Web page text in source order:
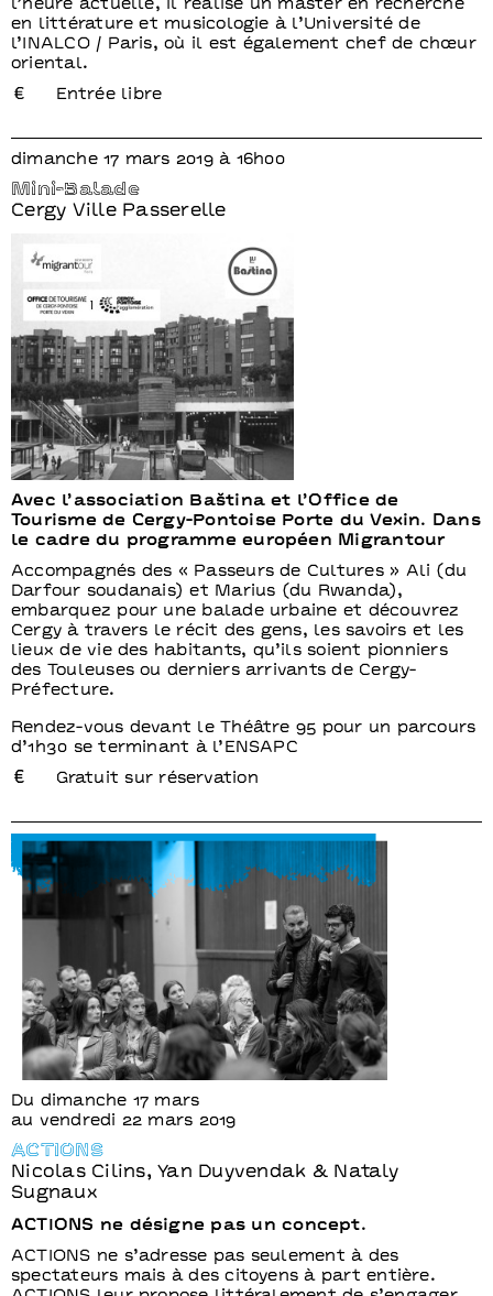
l’heure actuelle, il réalise un master en recherche
en littérature et musicologie à l’Université de
l’INALCO / Paris, où il est également chef de chœur
oriental.
Entrée libre
dimanche 17 mars 2019 à 16h00
Mini-Balade
Cergy Ville Passerelle
Avec l’association Baština et l’Office de
Tourisme de Cergy-Pontoise Porte du Vexin. Dans
le cadre du programme européen Migrantour
Accompagnés des « Passeurs de Cultures » Ali (du
Darfour soudanais) et Marius (du Rwanda),
embarquez pour une balade urbaine et découvrez
Cergy à travers le récit des gens, les savoirs et les
lieux de vie des habitants, qu’ils soient pionniers
des Touleuses ou derniers arrivants de Cergy-
Préfecture.
Rendez-vous devant le Théâtre 95 pour un parcours
d’1h30 se terminant à l’ENSAPC
Gratuit sur réservation
Du dimanche 17 mars
au vendredi 22 mars 2019
ACTIONS
Nicolas Cilins, Yan Duyvendak & Nataly
Sugnaux
ACTIONS ne désigne pas un concept.
ACTIONS ne s’adresse pas seulement à des
spectateurs mais à des citoyens à part entière.